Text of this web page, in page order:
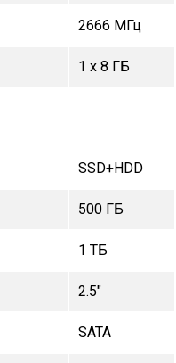
2666 МГц
1 x 8 ГБ
SSD+HDD
500 ГБ
1 TБ
2.5"
SATA